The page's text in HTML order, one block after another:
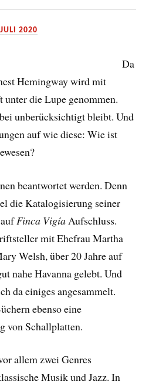
2020
Da
Hemingway wird mit
die Lupe genommen.
unberücksichtigt bleibt. Und
auf wie diese: Wie ist
beantwortet werden. Denn
die Katalogisierung seiner
Finca Vigía Aufschluss.
mit Ehefrau Martha
Welsh, über 20 Jahre auf
nahe Havanna gelebt. Und
da einiges angesammelt.
ebenso eine
von Schallplatten.
allem zwei Genres
Musik und Jazz. In